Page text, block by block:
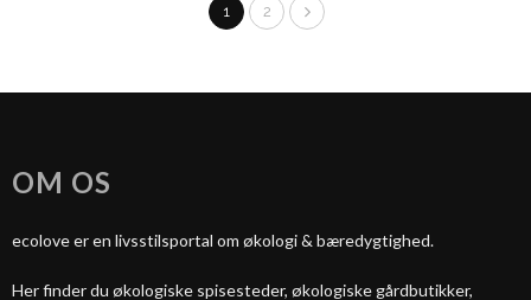
1 2
OM OS
ecolove er en livsstilsportal om økologi & bæredygtighed.
Her finder du økologiske spisesteder, økologiske gårdbutikker,